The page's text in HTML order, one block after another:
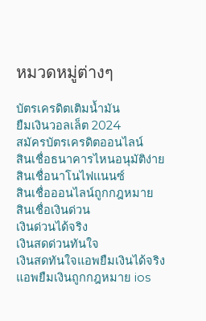
หมวดหมู่ต่างๆ
บัตรเครดิตเติมน้ำมัน
ยืมเงินวอลเล็ต 2024
สมัครบัตรเครดิตออนไลน์
สินเชื่อธนาคารไหนอนุมัติง่าย
สินเชื่อนาโนไฟแนนซ์
สินเชื่อออนไลน์ถูกกฎหมาย
สินเชื่อเงินด่วน
เงินด่วนได้จริง
เงินสดด่วนทันใจ
เงินสดทันใจแอพยืมเงินได้จริง
แอพยืมเงินถูกกฎหมาย ios